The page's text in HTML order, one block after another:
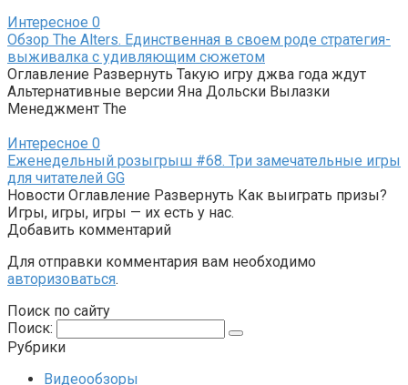
Интересное 0
Обзор The Alters. Единственная в своем роде стратегия-
выживалка с удивляющим сюжетом
Оглавление Развернуть Такую игру джва года ждут
Альтернативные версии Яна Дольски Вылазки
Менеджмент The
Интересное 0
Еженедельный розыгрыш #68. Три замечательные игры
для читателей GG
Новости Оглавление Развернуть Как выиграть призы?
Игры, игры, игры — их есть у нас.
Добавить комментарий
Для отправки комментария вам необходимо
авторизоваться.
Поиск по сайту
Поиск:
Рубрики
Видеообзоры